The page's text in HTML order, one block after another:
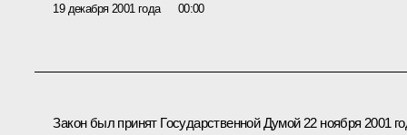
19 декабря 2001 года 00:00
Закон был принят Государственной Думой 22 ноября 2001